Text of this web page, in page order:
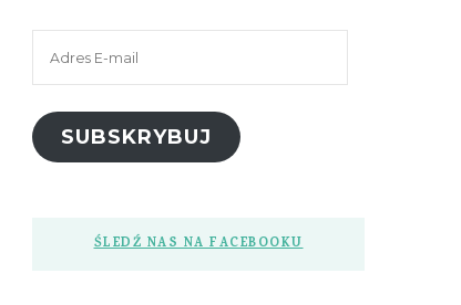
SUBSKRYBUJ
ŚLEDŹ NAS NA FACEBOOKU